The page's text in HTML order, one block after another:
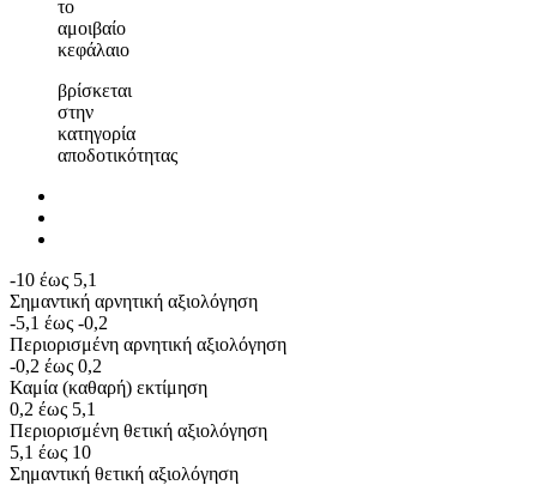
το
αμοιβαίο
κεφάλαιο
βρίσκεται
στην
κατηγορία
αποδοτικότητας
-10 έως 5,1
Σημαντική αρνητική αξιολόγηση
-5,1 έως -0,2
Περιορισμένη αρνητική αξιολόγηση
-0,2 έως 0,2
Καμία (καθαρή) εκτίμηση
0,2 έως 5,1
Περιορισμένη θετική αξιολόγηση
5,1 έως 10
Σημαντική θετική αξιολόγηση